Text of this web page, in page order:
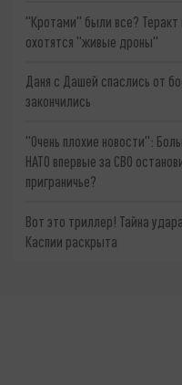
"Кротами" были все? Теракт
охотятся "живые дроны"
Даня с Дашей спаслись от
закончились
"Очень плохие новости":
НАТО впервые за СВО
приграничье?
Вот это триллер! Тайна
Каспии раскрыта